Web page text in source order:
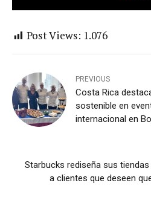
Post Views: 1.076
PREVIOUS
Costa Rica
sostenible en
internacional en
Starbucks rediseña sus
a clientes que deseen